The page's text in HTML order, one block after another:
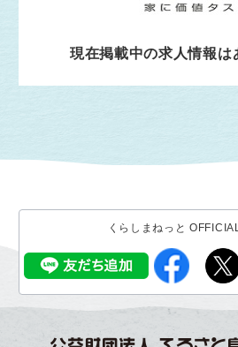
現在掲載中の求人情報は
くらしまねっと